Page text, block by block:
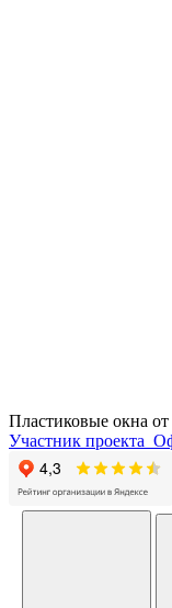
Пластиковые окна от
Участник проекта